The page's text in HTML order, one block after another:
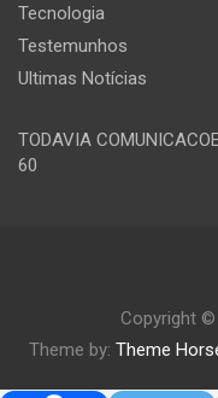
Tecnologia
Testemunhos
Ultimas Notícias
TODAVIA
60
Copyright ©
Theme by: Theme